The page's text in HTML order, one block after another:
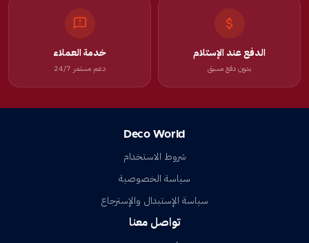
الدفع عند الإستلام
بدون دفع مسبق
خدمة العملاء
دعم مستمر 24/7
Deco World
شروط الاستخدام
سياسة الخصوصية
سياسة الإستبدال والإسترجاع
تواصل معنا